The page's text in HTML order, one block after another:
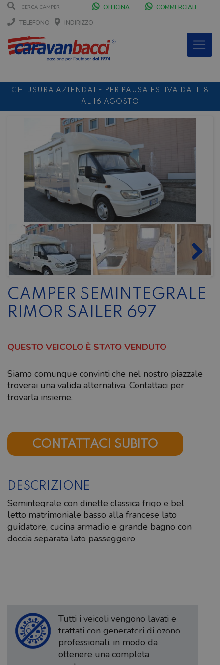
OFFICINA
COMMERCIALE
TELEFONO
INDIRIZZO
CHIUSURA AZIENDALE PER PAUSA ESTIVA DALL'8
AL 16 AGOSTO
DURANTE IL MESE DI AGOSTO SIAMO CHIUSI IL
SABATO POMERIGGIO
SCONTO 10% NOLEGGIO ENTRO IL 31.08
PER I
NOLEGGI DI SETTEMBRE
CAMPER SEMINTEGRALE
RIMOR SAILER 697
QUESTO VEICOLO È STATO VENDUTO
Siamo comunque convinti che nel nostro piazzale
troverai una valida alternativa. Contattaci per
trovarla insieme.
CONTATTACI SUBITO
DESCRIZIONE
Semintegrale con dinette classica frigo e bel
letto matrimoniale basso alla francese lato
guidatore, cucina armadio e grande bagno con
doccia separata lato passeggero
Tutti i veicoli vengono lavati e
trattati con generatori di ozono
professionali, in modo da
ottenere una completa